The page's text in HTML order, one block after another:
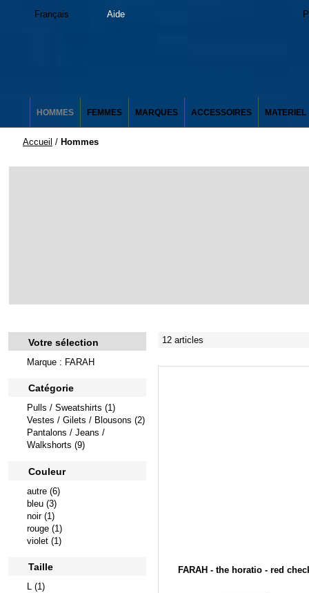
Français Aide
HOMMES FEMMES MARQUES ACCESSOIRES MATERIEL
Accueil / Hommes
Votre sélection
Marque : FARAH
Catégorie
Pulls / Sweatshirts (1)
Vestes / Gilets / Blousons (2)
Pantalons / Jeans /
Walkshorts (9)
Couleur
autre (6)
bleu (3)
noir (1)
rouge (1)
violet (1)
Taille
L (1)
12 articles
FARAH - the horatio - red